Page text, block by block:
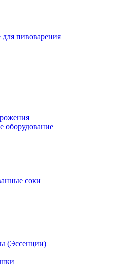
пивоварения
оборудование
соки
(Эссенции)